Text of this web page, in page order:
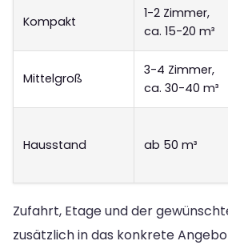
Kompakt
1-2 Zimmer,
ca. 15-20 m³
Mittelgroß
3-4 Zimmer,
ca. 30-40 m³
Hausstand ab 50 m³
Zufahrt, Etage und der
zusätzlich in das konkrete